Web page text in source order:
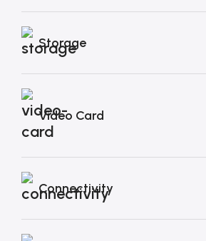
Storage
Video Card
Connectivity